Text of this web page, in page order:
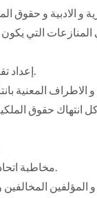
المنازعات التي
4- إعداد تقارير الخبرة الفنية فيما يحال إلى اللجنة من الرئيس أو الأمين العام.
حقوق
7- مخاطبة اتحادات الناشرين المحلية بالتنسيق عبر الامانة العامة لتحقيق اهدافها.